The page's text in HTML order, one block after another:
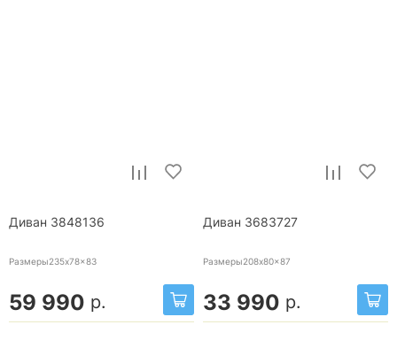
Диван 3848136
Размеры235x78x83
59 990 р.
Диван 3683727
Размеры208x80x87
33 990 р.